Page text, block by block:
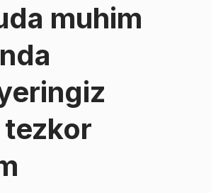
muhim